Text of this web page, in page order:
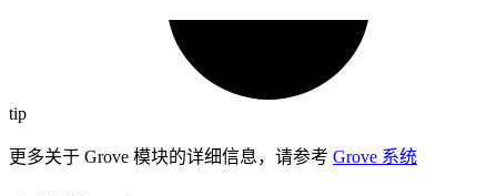
tip
更多关于 Grove 模块的详细信息，请参考 Grove 系统